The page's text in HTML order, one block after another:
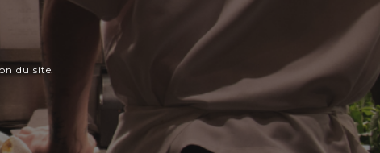
du site.